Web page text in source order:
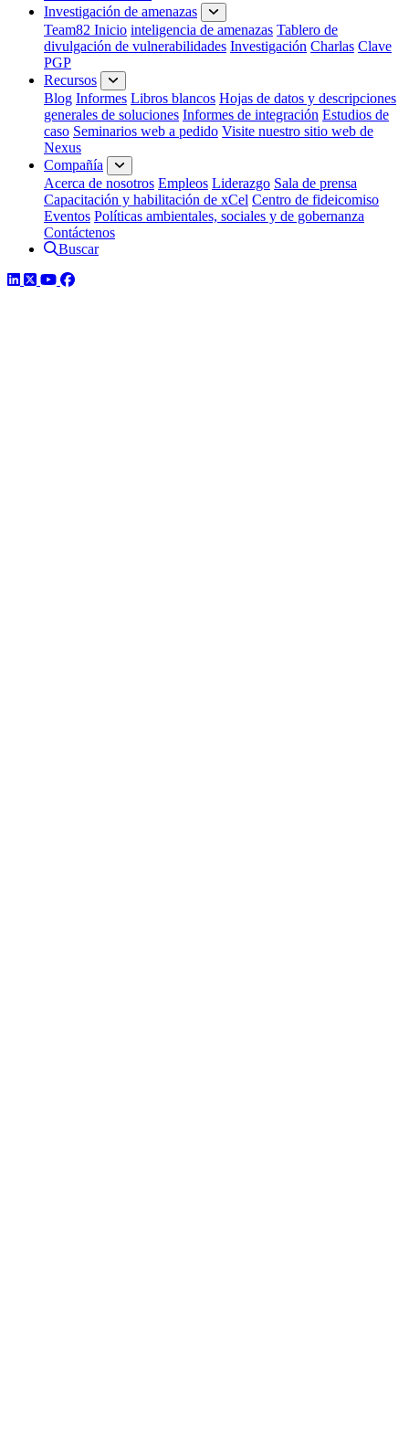
Investigación de amenazas
Team82 Inicio inteligencia de amenazas Tablero de
divulgación de vulnerabilidades Investigación Charlas Clave
PGP
Recursos
Blog Informes Libros blancos Hojas de datos y descripciones
generales de soluciones Informes de integración Estudios de
caso Seminarios web a pedido Visite nuestro sitio web de
Nexus
Compañía
Acerca de nosotros Empleos Liderazgo Sala de prensa
Capacitación y habilitación de xCel Centro de fideicomiso
Eventos Políticas ambientales, sociales y de gobernanza
Contáctenos
Buscar
LinkedIn
TwitterYouTube
Facebook